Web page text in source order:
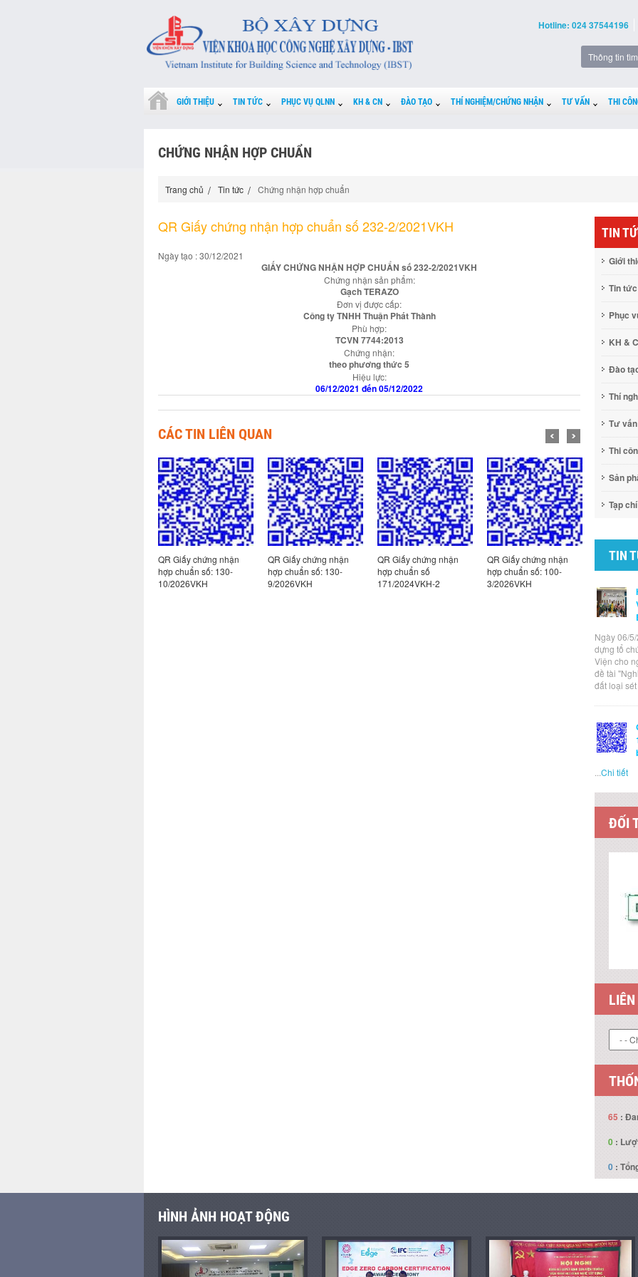
Hotline: 024 37544196
GIỚI THIỆU TIN TỨC PHỤC VỤ QLNN KH & CN ĐÀO TẠO THÍ NGHIỆM/CHỨNG NHẬN TƯ VẤN THI
CHỨNG NHẬN HỢP CHUẨN
Trang chủ Tin tức Chứng nhận hợp chuẩn
QR Giấy chứng nhận hợp chuẩn số 232-2/2021VKH
Ngày tạo : 30/12/2021
GIẤY CHỨNG NHẬN HỢP CHUẨN số 232-2/2021VKH
Chứng nhận sản phẩm:
Gạch TERAZO
Đơn vị được cấp:
Công ty TNHH Thuận Phát Thành
Phù hợp:
TCVN 7744:2013
Chứng nhận:
theo phương thức 5
Hiệu lực:
06/12/2021 đến 05/12/2022
CÁC TIN LIÊN QUAN
QR Giấy chứng nhận
hợp chuẩn số: 130-
10/2026VKH
QR Giấy chứng nhận
hợp chuẩn số: 130-
9/2026VKH
QR Giấy chứng nhận
hợp chuẩn số
171/2024VKH-2
QR Giấy chứng nhận
hợp chuẩn số: 100-
3/2026VKH
QR Giấy
hợp
TIN
Giới
Tin tức
Phục
KH &
Đào
Thí
Tư vấn
Thi
Sản
Tạp chí
TIN
Ngày 06/
dựng tổ
Viện cho
đề tài
đất loại
...Chi tiết
ĐỐI
65 :
0 :
0 :
HÌNH ẢNH HOẠT ĐỘNG